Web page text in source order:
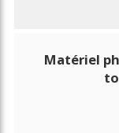
Matériel